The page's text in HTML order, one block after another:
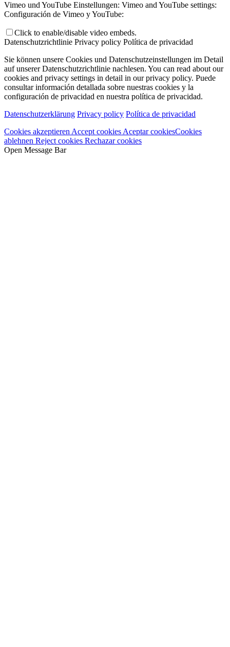
Vimeo und YouTube Einstellungen: Vimeo and YouTube settings:
Configuración de Vimeo y YouTube:
Click to enable/disable video embeds.
Datenschutzrichtlinie Privacy policy Política de privacidad
Sie können unsere Cookies und Datenschutzeinstellungen im Detail
auf unserer Datenschutzrichtlinie nachlesen. You can read about our
cookies and privacy settings in detail in our privacy policy. Puede
consultar información detallada sobre nuestras cookies y la
configuración de privacidad en nuestra política de privacidad.
Datenschutzerklärung Privacy policy Política de privacidad
Cookies akzeptieren Accept cookies Aceptar cookiesCookies
ablehnen Reject cookies Rechazar cookies
Open Message Bar